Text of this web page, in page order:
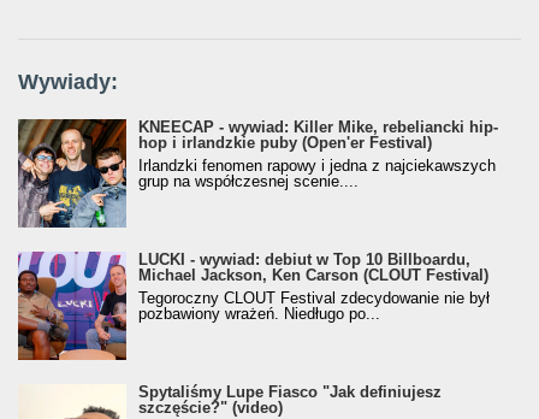
Wywiady:
KNEECAP - wywiad: Killer Mike, rebeliancki hip-
hop i irlandzkie puby (Open'er Festival)
Irlandzki fenomen rapowy i jedna z najciekawszych
grup na współczesnej scenie....
LUCKI - wywiad: debiut w Top 10 Billboardu,
Michael Jackson, Ken Carson (CLOUT Festival)
Tegoroczny CLOUT Festival zdecydowanie nie był
pozbawiony wrażeń. Niedługo po...
Spytaliśmy Lupe Fiasco "Jak definiujesz
szczęście?" (video)